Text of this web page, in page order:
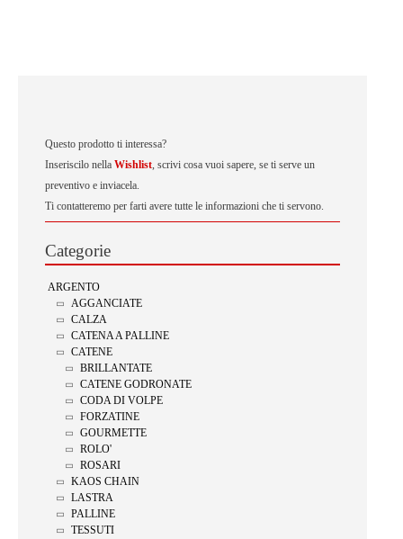
Questo prodotto ti interessa?
Inseriscilo nella Wishlist, scrivi cosa vuoi sapere, se ti serve un
preventivo e inviacela.
Ti contatteremo per farti avere tutte le informazioni che ti servono.
Categorie
ARGENTO
AGGANCIATE
CALZA
CATENA A PALLINE
CATENE
BRILLANTATE
CATENE GODRONATE
CODA DI VOLPE
FORZATINE
GOURMETTE
ROLO'
ROSARI
KAOS CHAIN
LASTRA
PALLINE
TESSUTI